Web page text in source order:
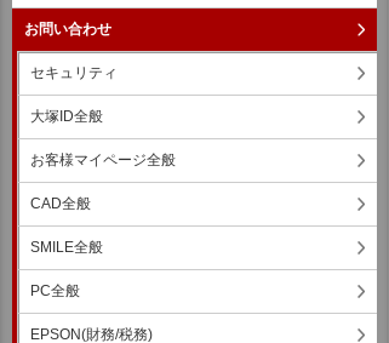
お問い合わせ
セキュリティ
大塚ID全般
お客様マイページ全般
CAD全般
SMILE全般
PC全般
EPSON(財務/税務)